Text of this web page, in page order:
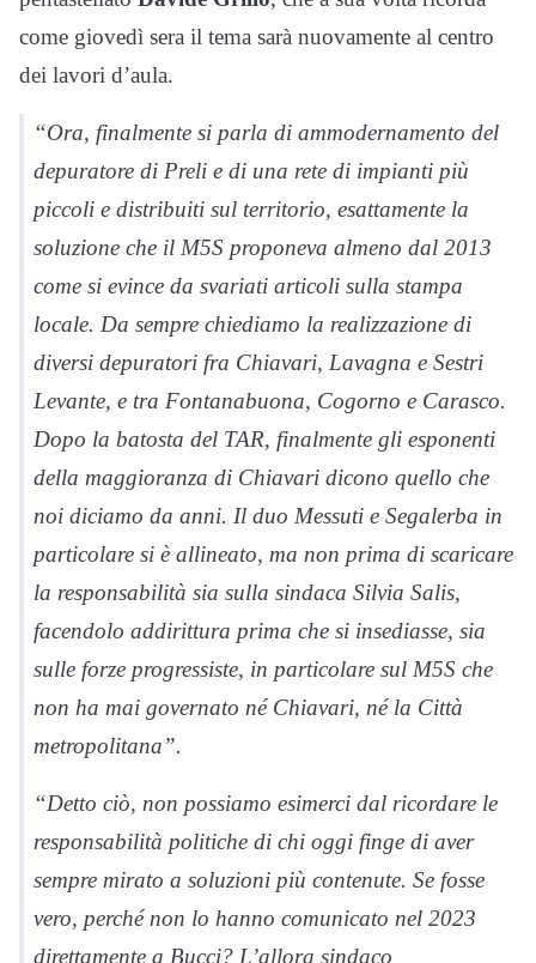
come giovedì sera il tema sarà nuovamente al centro
dei lavori d’aula.
“Ora, finalmente si parla di ammodernamento del
depuratore di Preli e di una rete di impianti più
piccoli e distribuiti sul territorio, esattamente la
soluzione che il M5S proponeva almeno dal 2013
come si evince da svariati articoli sulla stampa
locale. Da sempre chiediamo la realizzazione di
diversi depuratori fra Chiavari, Lavagna e Sestri
Levante, e tra Fontanabuona, Cogorno e Carasco.
Dopo la batosta del TAR, finalmente gli esponenti
della maggioranza di Chiavari dicono quello che
noi diciamo da anni. Il duo Messuti e Segalerba in
particolare si è allineato, ma non prima di scaricare
la responsabilità sia sulla sindaca Silvia Salis,
facendolo addirittura prima che si insediasse, sia
sulle forze progressiste, in particolare sul M5S che
non ha mai governato né Chiavari, né la Città
metropolitana”.
“Detto ciò, non possiamo esimerci dal ricordare le
responsabilità politiche di chi oggi finge di aver
sempre mirato a soluzioni più contenute. Se fosse
vero, perché non lo hanno comunicato nel 2023
direttamente a Bucci? L’allora sindaco